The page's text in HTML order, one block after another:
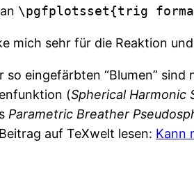
\pgfplotsset{trig
mich sehr für die Reaktion
so eingefärbten “Blumen”
(Spherical Harmonic
Parametric Breather
auf TeXwelt lesen: Kann